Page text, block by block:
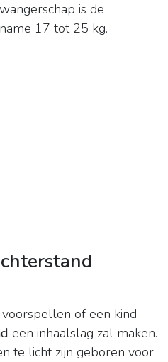
is de
17 tot 25 kg.
of een kind
een inhaalslag zal maken.
te licht zijn geboren voor